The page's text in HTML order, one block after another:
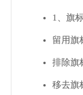
1、旗
留用
排除
移去